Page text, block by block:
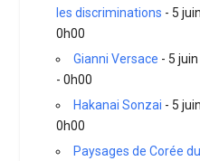
les discriminations - 5
0h00
Gianni Versace - 5
- 0h00
Hakanai Sonzai - 5
0h00
Paysages de Corée